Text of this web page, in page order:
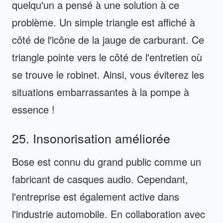
quelqu'un a pensé à une solution à ce
problème. Un simple triangle est affiché à
côté de l'icône de la jauge de carburant. Ce
triangle pointe vers le côté de l'entretien où
se trouve le robinet. Ainsi, vous éviterez les
situations embarrassantes à la pompe à
essence !
25. Insonorisation améliorée
Bose est connu du grand public comme un
fabricant de casques audio. Cependant,
l'entreprise est également active dans
l'industrie automobile. En collaboration avec